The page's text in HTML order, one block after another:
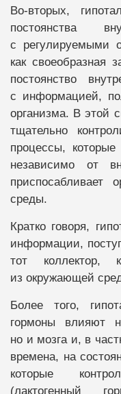
Во-вторых,
постоянства
с регулируемыми
как своеобразная
постоянство
с информацией,
организма. В этой
тщательно
процессы,
независимо от
приспосабливает
среды.
Кратко говоря,
информации,
тот коллектор,
из окружающей
Более того,
гормоны влияют
но и мозга и, в
времена, на
которые
(лактогенный